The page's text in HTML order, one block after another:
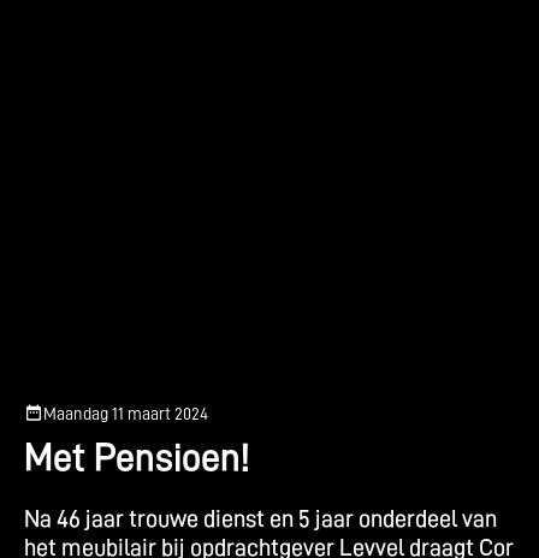
Maandag 11 maart 2024
Met Pensioen!
Na 46 jaar trouwe dienst en 5 jaar onderdeel van
het meubilair bij opdrachtgever L evvel draagt Cor